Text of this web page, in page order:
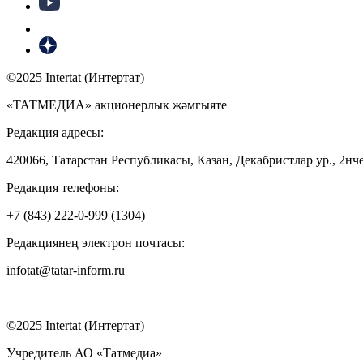
©2025 Intertat (Интертат)
«ТАТМЕДИА» акционерлык җәмгыяте
Редакция адресы:
420066, Татарстан Республикасы, Казан, Декабристлар ур.,
Редакция телефоны:
+7 (843) 222-0-999 (1304)
Редакциянең электрон почтасы:
infotat@tatar-inform.ru
©2025 Intertat (Интертат)
Учредитель АО «Татмедиа»